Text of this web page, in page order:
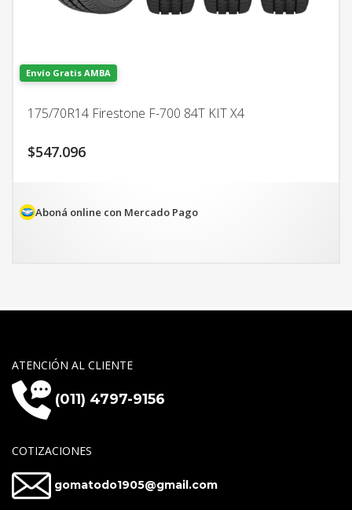
Envío Gratis AMBA
175/70R14 Firestone F-700 84T KIT X4
$547.096
Aboná online con Mercado Pago
ATENCIÓN AL CLIENTE
(011) 4797-9156
COTIZACIONES
gomatodo1905@gmail.com